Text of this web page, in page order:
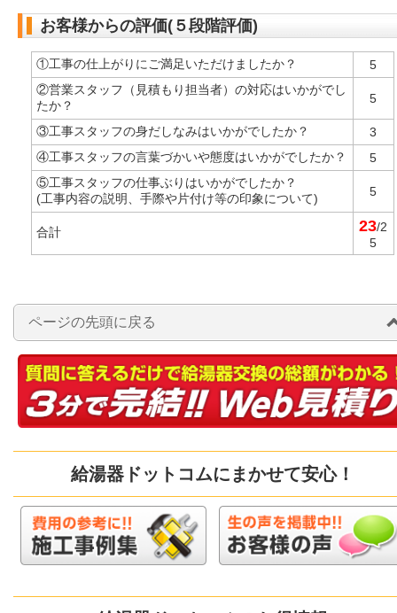
お客様からの評価(５段階評価)
①工事の仕上がりにご満足いただけましたか？
5
②営業スタッフ（見積もり担当者）の対応はいかがでし
たか？
5
③工事スタッフの身だしなみはいかがでしたか？
3
④工事スタッフの言葉づかいや態度はいかがでしたか？
5
⑤工事スタッフの仕事ぶりはいかがでしたか？
(工事内容の説明、手際や片付け等の印象について)
5
合計 23/2
5
ページの先頭に戻る
給湯器ドットコムにまかせて安心！